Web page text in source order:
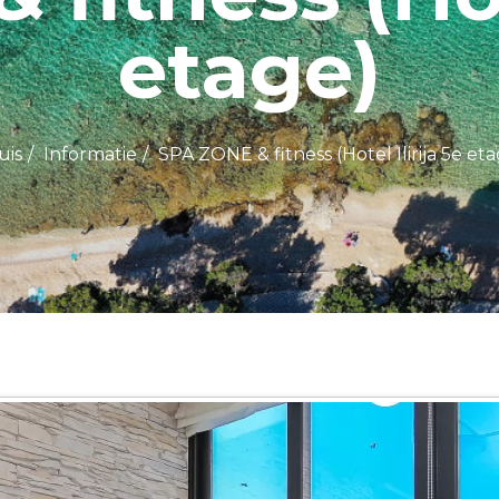
etage)
Informatie SPA ZONE & fitness (Hotel Ilirija 5e